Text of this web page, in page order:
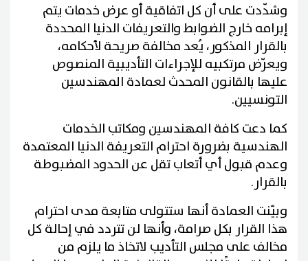
وشدّدت على أن كل اتفاقية أو عرض خدمات يتم
إبرامه خارج الضوابط والتعريفات الدنيا المحددة
بالقرار المذكور، يُعد مخالفة صريحة لأحكامه،
ويعرّض مرتكبيه للإجراءات التأديبية المنصوص
عليها بالقانون المحدث لعمادة المهندسين
التونسيين.
كما دعت كافة المهندسين ومكاتب الخدمات
الهندسية بضرورة احترام التعريفة الدنيا المعتمدة
وعدم قبول أي أتعاب تقل عن الحدود المضبوطة
بالقرار.
وبيّنت العمادة أنها ستتولى متابعة مدى احترام
هذا القرار بكل صرامة، وأنها لن تتردد في إحالة كل
مخالف على مجلس التأديب لاتخاذ ما يلزم من